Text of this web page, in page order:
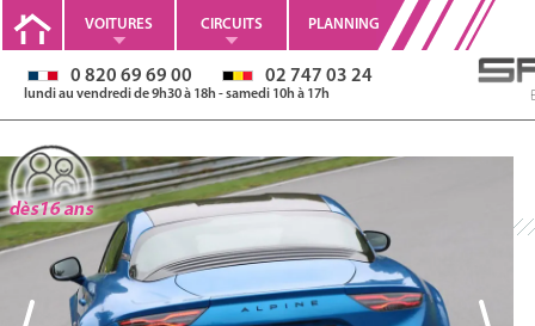
VOITURES CIRCUITS PLANNING
0 820 69 69 00 02 747 03 24
lundi au vendredi de 9h30 à 18h - samedi 10h à 17h